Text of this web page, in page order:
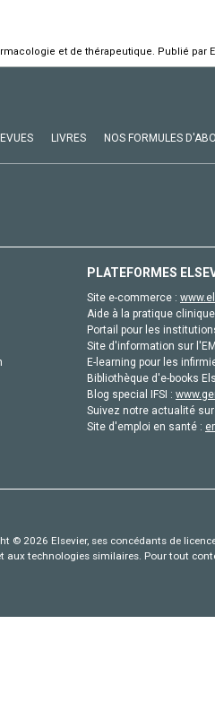
et de thérapeutique. Publié par
LIVRES NOS FORMULES
PLATEFORMES
Site e-commerce :
Aide à la pratique
Portail pour les
Site d'information sur
E-learning pour les
Bibliothèque d'e-books
Blog special IFSI :
Suivez notre actualité
Site d'emploi en santé :
© 2026 Elsevier, ses concédants de
aux technologies similaires. Pour tout